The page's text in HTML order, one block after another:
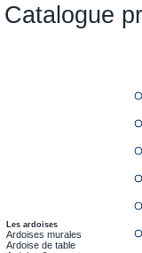
Catalogue
Les ardoises
Ardoises murales
Ardoise de table